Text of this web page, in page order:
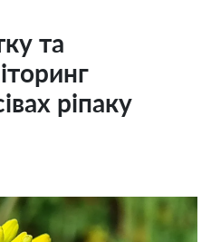
та
ріпаку